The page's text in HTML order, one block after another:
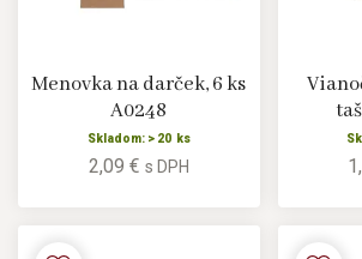
Menovka na darček, 6 ks
A0248
Skladom: > 20 ks
2,09 € s DPH